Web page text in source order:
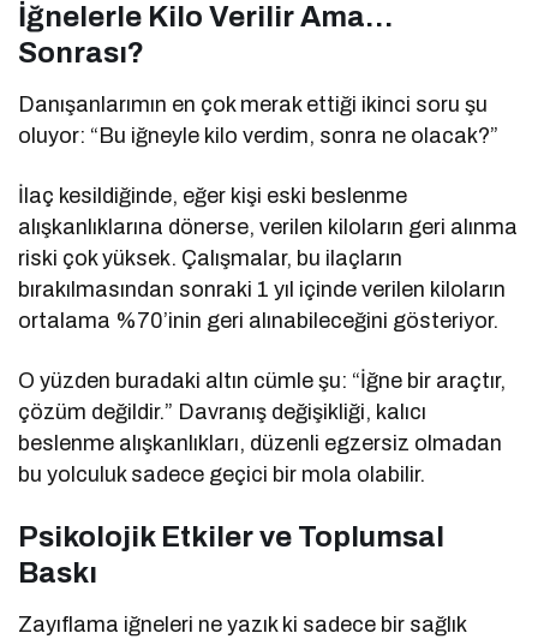
İğnelerle Kilo Verilir Ama…
Sonrası?
Danışanlarımın en çok merak ettiği ikinci soru şu
oluyor: “Bu iğneyle kilo verdim, sonra ne olacak?”
İlaç kesildiğinde, eğer kişi eski beslenme
alışkanlıklarına dönerse, verilen kiloların geri alınma
riski çok yüksek. Çalışmalar, bu ilaçların
bırakılmasından sonraki 1 yıl içinde verilen kiloların
ortalama %70’inin geri alınabileceğini gösteriyor.
O yüzden buradaki altın cümle şu: “İğne bir araçtır,
çözüm değildir.” Davranış değişikliği, kalıcı
beslenme alışkanlıkları, düzenli egzersiz olmadan
bu yolculuk sadece geçici bir mola olabilir.
Psikolojik Etkiler ve Toplumsal
Baskı
Zayıflama iğneleri ne yazık ki sadece bir sağlık